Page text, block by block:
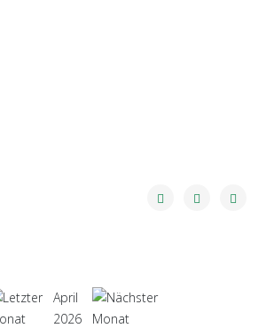
Vom Bau der 1. Anlage bis hin zum
April
2026